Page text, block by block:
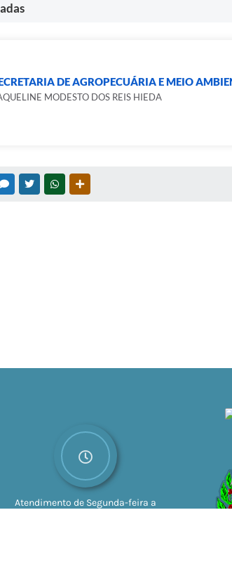
DE AGROPECUÁRIA E MEIO
MODESTO DOS REIS HIEDA
MESSENGER
TWITTERWHATSAPP
Atendimento de Segunda-feira a